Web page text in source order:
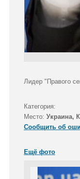
Лидер "Правого
Категория:
Место: Украина,
Сообщить об
Ещё фото